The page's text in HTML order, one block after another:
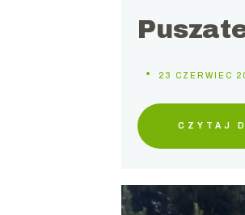
23 CZERWIEC
CZYTAJ